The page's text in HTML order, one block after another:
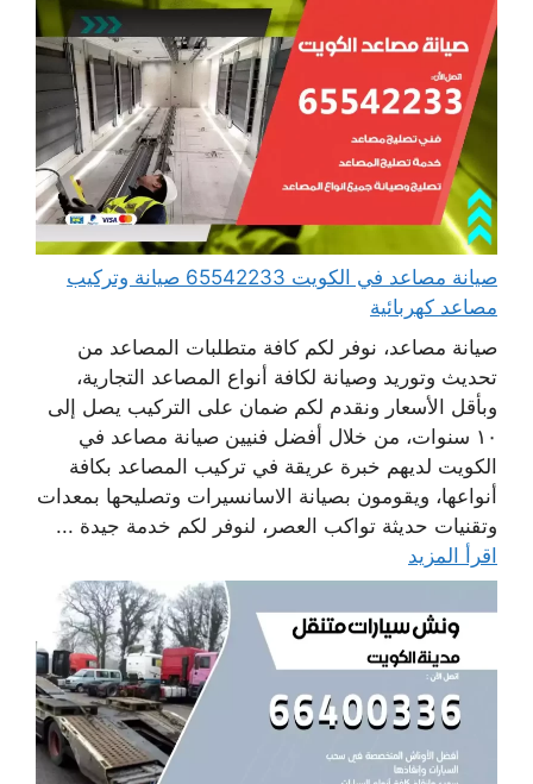
صيانة مصاعد في الكويت 65542233 صيانة وتركيب
مصاعد كهربائية
صيانة مصاعد، نوفر لكم كافة متطلبات المصاعد من
تحديث وتوريد وصيانة لكافة أنواع المصاعد التجارية،
وبأقل الأسعار ونقدم لكم ضمان على التركيب يصل إلى
١٠ سنوات، من خلال أفضل فنيين صيانة مصاعد في
الكويت لديهم خبرة عريقة في تركيب المصاعد بكافة
أنواعها، ويقومون بصيانة الاسانسيرات وتصليحها بمعدات
وتقنيات حديثة تواكب العصر، لنوفر لكم خدمة جيدة ...
اقرأ المزيد